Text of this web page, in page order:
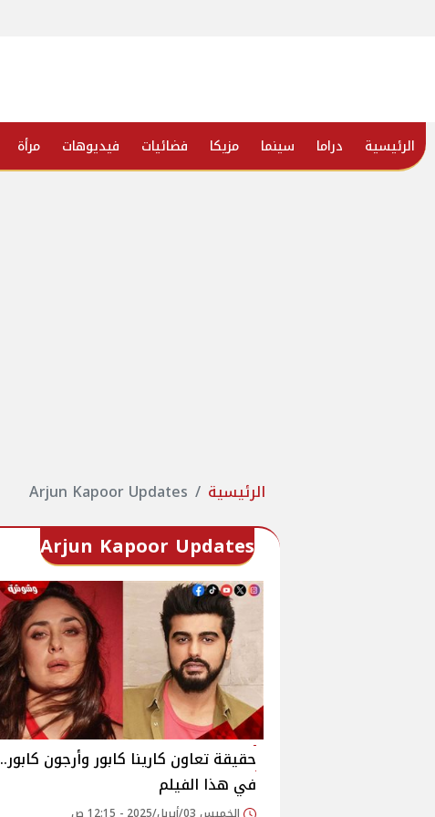
الرئيسية دراما سينما مزيكا فضائيات فيديوهات مرأة
الرئيسية Arjun Kapoor Updates
Arjun Kapoor Updates
حقيقة تعاون كارينا كابور وأرجون كابور..
في هذا الفيلم